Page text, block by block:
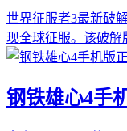
世界征服者3最新破
现全球征服。该破解
钢铁雄心4手